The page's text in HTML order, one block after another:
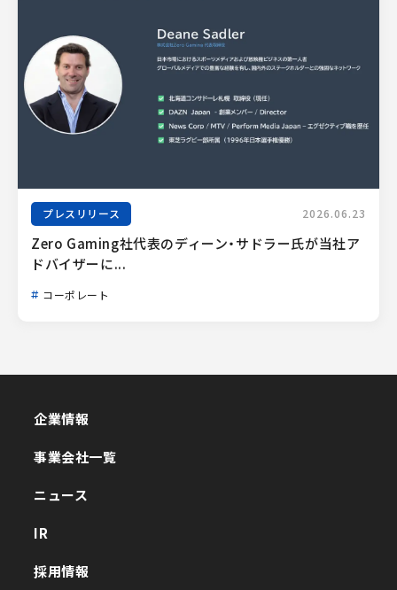
プレスリリース 2026.06.23
Zero Gaming社代表のディーン・サドラー氏が当社ア
ドバイザーに...
コーポレート
企業情報
事業会社一覧
ニュース
IR
採用情報